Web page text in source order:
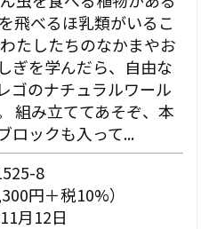
飛べるほ乳類がいるこ
たしたちのなかまやお
ぎを学んだら、自由な
ゴのナチュラルワール
組み立ててあそぞ、本
ロックも入って...
8
円＋税10%）
月12日